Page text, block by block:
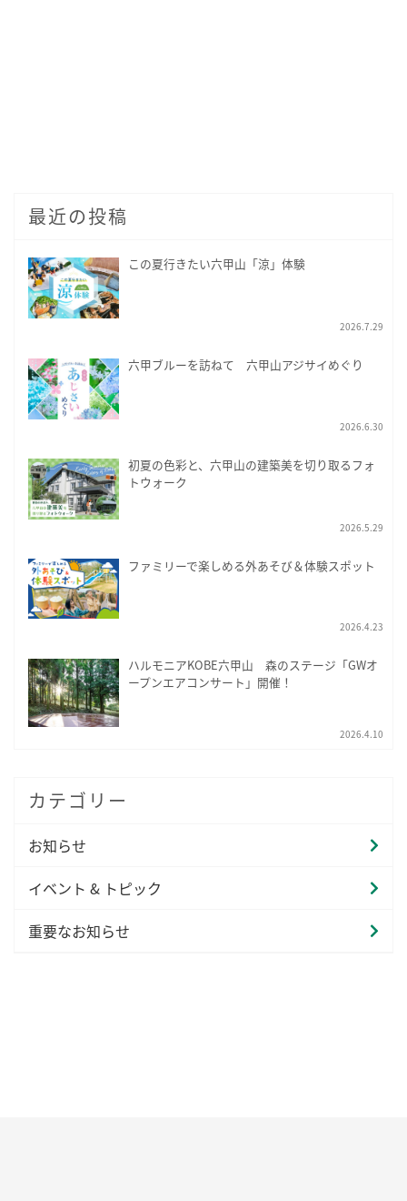
最近の投稿
この夏行きたい六甲山「涼」体験
2026.7.29
六甲ブルーを訪ねて 六甲山アジサイめぐり
2026.6.30
初夏の色彩と、六甲山の建築美を切り取るフォ
トウォーク
2026.5.29
ファミリーで楽しめる外あそび＆体験スポット
2026.4.23
ハルモニアKOBE六甲山 森のステージ「GWオ
ープンエアコンサート」開催！
2026.4.10
カテゴリー
お知らせ
イベント & トピック
重要なお知らせ